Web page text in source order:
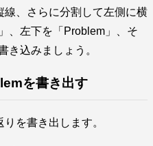
線、さらに分割して左側に横
、左下を「Problem」、そ
き込みましょう。
を書き出す
を書き出します。